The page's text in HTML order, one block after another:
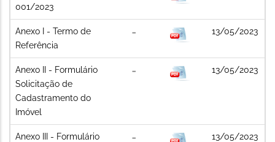
001/2023
Anexo I - Termo de
Referência
13/05/2023
Anexo II - Formulário
Solicitação de
Cadastramento do
Imóvel
13/05/2023
Anexo III - Formulário
13/05/2023